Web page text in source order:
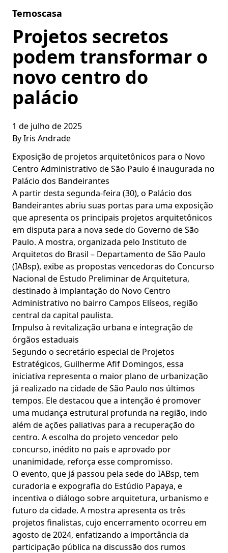
Temoscasa
Projetos secretos
podem transformar o
novo centro do
palácio
1 de julho de 2025
ByIris Andrade
Exposição de projetos arquitetônicos para o Novo
Centro Administrativo de São Paulo é inaugurada no
Palácio dos Bandeirantes
A partir desta segunda-feira (30), o Palácio dos
Bandeirantes abriu suas portas para uma exposição
que apresenta os principais projetos arquitetônicos
em disputa para a nova sede do Governo de São
Paulo. A mostra, organizada pelo Instituto de
Arquitetos do Brasil – Departamento de São Paulo
(IABsp), exibe as propostas vencedoras do Concurso
Nacional de Estudo Preliminar de Arquitetura,
destinado à implantação do Novo Centro
Administrativo no bairro Campos Elíseos, região
central da capital paulista.
Impulso à revitalização urbana e integração de
órgãos estaduais
Segundo o secretário especial de Projetos
Estratégicos, Guilherme Afif Domingos, essa
iniciativa representa o maior plano de urbanização
já realizado na cidade de São Paulo nos últimos
tempos. Ele destacou que a intenção é promover
uma mudança estrutural profunda na região, indo
além de ações paliativas para a recuperação do
centro. A escolha do projeto vencedor pelo
concurso, inédito no país e aprovado por
unanimidade, reforça esse compromisso.
O evento, que já passou pela sede do IABsp, tem
curadoria e expografia do Estúdio Papaya, e
incentiva o diálogo sobre arquitetura, urbanismo e
futuro da cidade. A mostra apresenta os três
projetos finalistas, cujo encerramento ocorreu em
agosto de 2024, enfatizando a importância da
participação pública na discussão dos rumos